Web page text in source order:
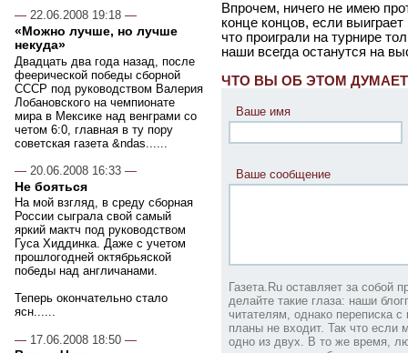
— 22.06.2008 19:18 —
«Можно лучше, но лучше
некуда»
Двадцать два года назад, после
феерической победы сборной
СССР под руководством Валерия
Лобановского на чемпионате
мира в Мексике над венграми со
четом 6:0, главная в ту пору
советская газета &ndas......
— 20.06.2008 16:33 —
Не бояться
На мой взгляд, в среду сборная
России сыграла свой самый
яркий мактч под руководством
Гуса Хиддинка. Даже с учетом
прошлогодней октябрьяской
победы над англичанами.
Теперь окончательно стало
ясн......
— 17.06.2008 18:50 —
Впрочем, ничего не имею
конце концов, если
что проиграли на турнире
наши всегда останутся на
ЧТО ВЫ ОБ ЭТОМ
Ваше имя
Ваше сообщение
Газета.Ru оставляет за собой
делайте такие глаза: наши
читателям, однако переписка
планы не входит. Так что
одно из двух. В то же время,